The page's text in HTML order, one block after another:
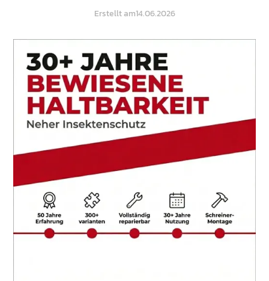
Erstellt am14.06.2026